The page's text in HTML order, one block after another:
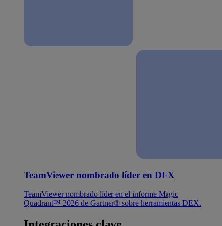
TeamViewer nombrado líder en DEX
TeamViewer nombrado líder en el informe Magic
Quadrant™ 2026 de Gartner® sobre herramientas DEX.